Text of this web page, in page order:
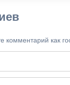
комментарий как